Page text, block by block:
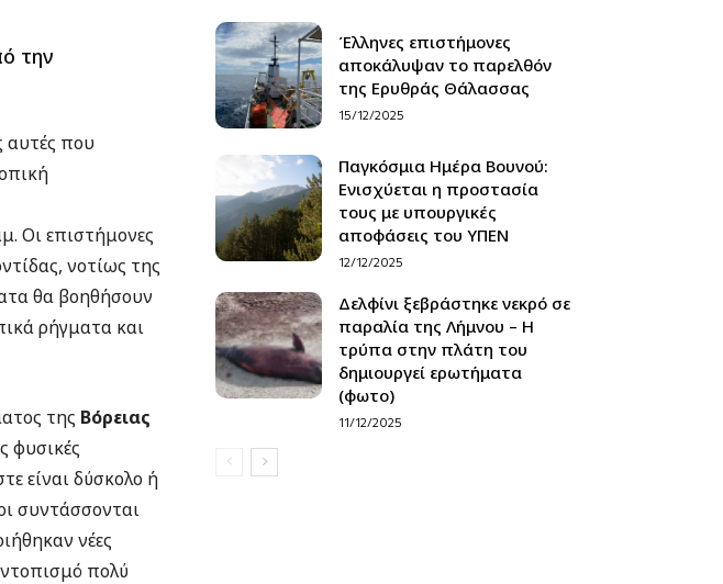
την
αυτές που
Οι επιστήμονες
νοτίως της
θα βοηθήσουν
ρήγματα και
της Βόρειας
φυσικές
είναι δύσκολο ή
συντάσσονται
νέες
πολύ
Έλληνες επιστήμονες
αποκάλυψαν το παρελθόν
της Ερυθράς Θάλασσας
15/12/2025
Παγκόσμια Ημέρα Βουνού:
Ενισχύεται η προστασία
τους με υπουργικές
αποφάσεις του ΥΠΕΝ
12/12/2025
Δελφίνι ξεβράστηκε νεκρό σε
παραλία της Λήμνου – Η
τρύπα στην πλάτη του
δημιουργεί ερωτήματα
(φωτο)
11/12/2025